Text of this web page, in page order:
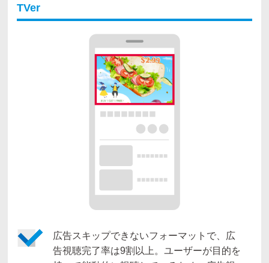
TVer
広告スキップできないフォーマットで、広
告視聴完了率は9割以上。ユーザーが目的を